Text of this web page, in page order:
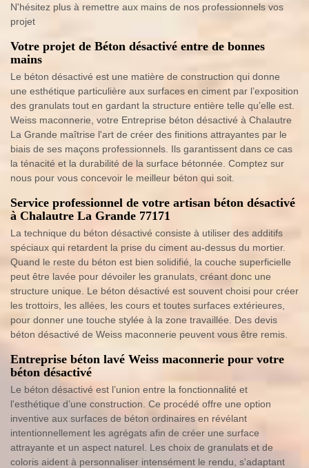
N'hésitez plus à remettre aux mains de nos professionnels vos
projet
Votre projet de Béton désactivé entre de bonnes
mains
Le béton désactivé est une matière de construction qui donne
une esthétique particulière aux surfaces en ciment par l’exposition
des granulats tout en gardant la structure entière telle qu’elle est.
Weiss maconnerie, votre Entreprise béton désactivé à Chalautre
La Grande maîtrise l'art de créer des finitions attrayantes par le
biais de ses maçons professionnels. Ils garantissent dans ce cas
la ténacité et la durabilité de la surface bétonnée. Comptez sur
nous pour vous concevoir le meilleur béton qui soit.
Service professionnel de votre artisan béton désactivé
à Chalautre La Grande 77171
La technique du béton désactivé consiste à utiliser des additifs
spéciaux qui retardent la prise du ciment au-dessus du mortier.
Quand le reste du béton est bien solidifié, la couche superficielle
peut être lavée pour dévoiler les granulats, créant donc une
structure unique. Le béton désactivé est souvent choisi pour créer
les trottoirs, les allées, les cours et toutes surfaces extérieures,
pour donner une touche stylée à la zone travaillée. Des devis
béton désactivé de Weiss maconnerie peuvent vous être remis.
Entreprise béton lavé Weiss maconnerie pour votre
béton désactivé
Le béton désactivé est l’union entre la fonctionnalité et
l'esthétique d’une construction. Ce procédé offre une option
inventive aux surfaces de béton ordinaires en révélant
intentionnellement les agrégats afin de créer une surface
attrayante et un aspect naturel. Les choix de granulats et de
coloris aident à personnaliser intensément le rendu, s'adaptant